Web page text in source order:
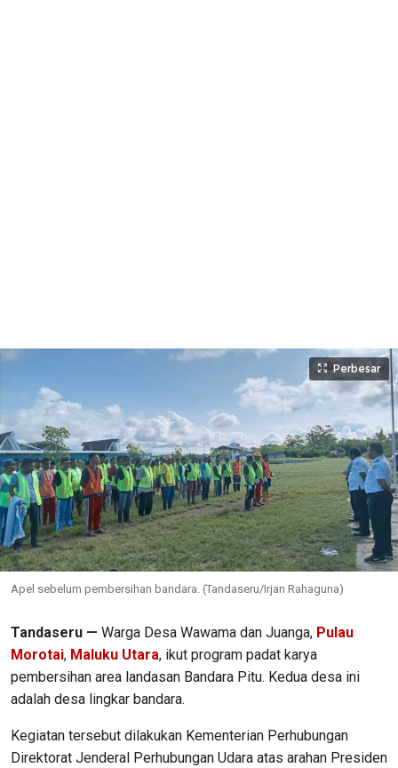
Perbesar
Apel sebelum pembersihan bandara. (Tandaseru/Irjan Rahaguna)
Tandaseru — Warga Desa Wawama dan Juanga, Pulau
Morotai, Maluku Utara, ikut program padat karya
pembersihan area landasan Bandara Pitu. Kedua desa ini
adalah desa lingkar bandara.
Kegiatan tersebut dilakukan Kementerian Perhubungan
Direktorat Jenderal Perhubungan Udara atas arahan Presiden